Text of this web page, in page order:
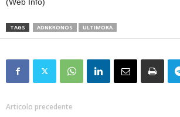
TAGS ADNKRONOS ULTIMORA
Articolo precedente